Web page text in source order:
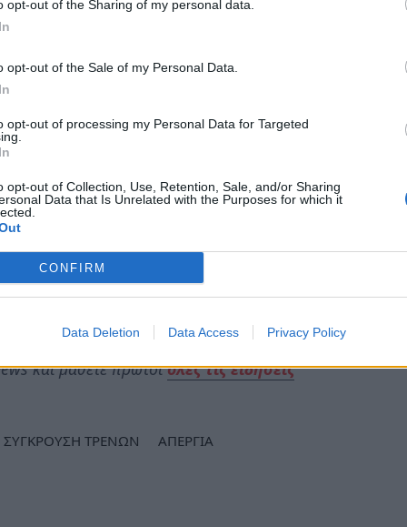
opt-out of the Sharing of my personal data.
opt-out of the Sale of my Personal Data.
opt-out of processing my Personal Data for Targeted
opt-out of Collection, Use, Retention, Sale, and/or Sharing
Data that Is Unrelated with the Purposes for which it
CONFIRM
Data Deletion Data Access Privacy Policy
με τα συνδικάτα τους, με το λαό και τη
με τις δικές μας ανάγκες της
κέρδη τους.
άδικα την ζωή τους, για εμάς και για τα
μας έχουν στήσει το κεφάλαιο και οι
Καλούμε όλα τα σωματεία τις επόμενες
τρόπους να ενημερώσουν κάθε συνάδελφο, σε
σε κάθε γειτονιά.
Πλατεία Γεωργίου την Τετάρτη 8 Μαρτίου
και μάθετε πρώτοιόλες τις ειδήσεις
ΣΥΓΚΡΟΥΣΗ ΤΡΕΝΩΝ ΑΠΕΡΓΙΑ